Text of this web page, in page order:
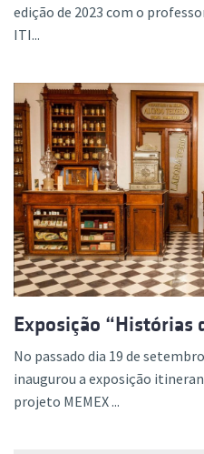
edição de 2023 com o
ITI...
Exposição “Histórias
No passado dia 19 de
inaugurou a exposição
projeto MEMEX ...